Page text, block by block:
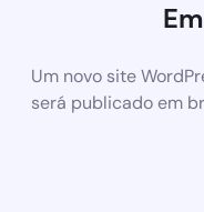
Um novo site
será publicado em